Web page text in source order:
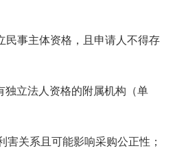
事主体资格，且申请人不得存
立法人资格的附属机构（单
关系且可能影响采购公正性；